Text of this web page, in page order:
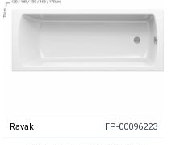
Ravak ГР-00096223